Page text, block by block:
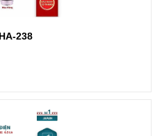
238